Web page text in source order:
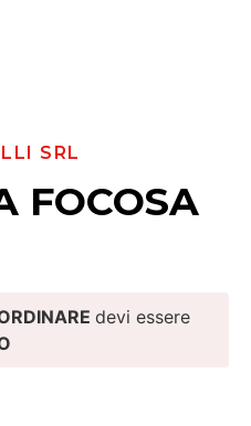
SRL
FOCOSA
devi essere